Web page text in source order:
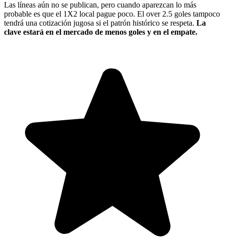
Las líneas aún no se publican, pero cuando aparezcan lo más
probable es que el 1X2 local pague poco. El over 2.5 goles tampoco
tendrá una cotización jugosa si el patrón histórico se respeta. La
clave estará en el mercado de menos goles y en el empate.